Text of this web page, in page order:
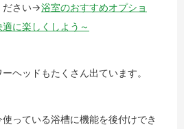
ださい→浴室のおすすめオプショ
に楽しくしよう～
ヘッドもたくさん出ています。
っている浴槽に機能を後付けでき